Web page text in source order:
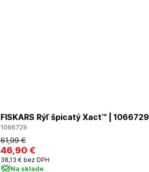
FISKARS Rýľ špicatý Xact™ | 1066729
1066729
61,99 €
46,90 €
38,13 € bez DPH
Na sklade